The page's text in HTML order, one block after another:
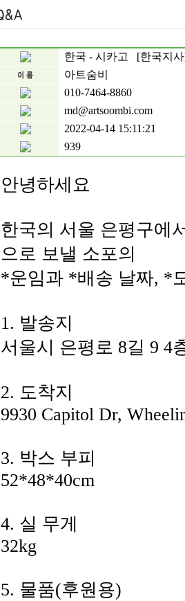
한국 - 시카고 [한국지
아트숨비
010-7464-8860
md@artsoombi.com
2022-04-14 15:11:21
939
안녕하세요
한국의 서울 은평구에
으로 보낼 소포의
*운임과 *배송 날짜, *
1. 발송지
서울시 은평로 8길 9 4
2. 도착지
9930 Capitol Dr,
3. 박스 부피
52*48*40cm
4. 실 무게
32kg
5. 물품(후원용)